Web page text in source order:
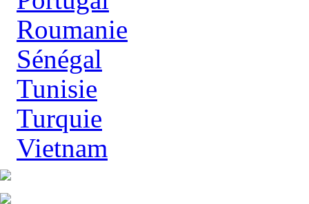
Roumanie
Sénégal
Tunisie
Turquie
Vietnam